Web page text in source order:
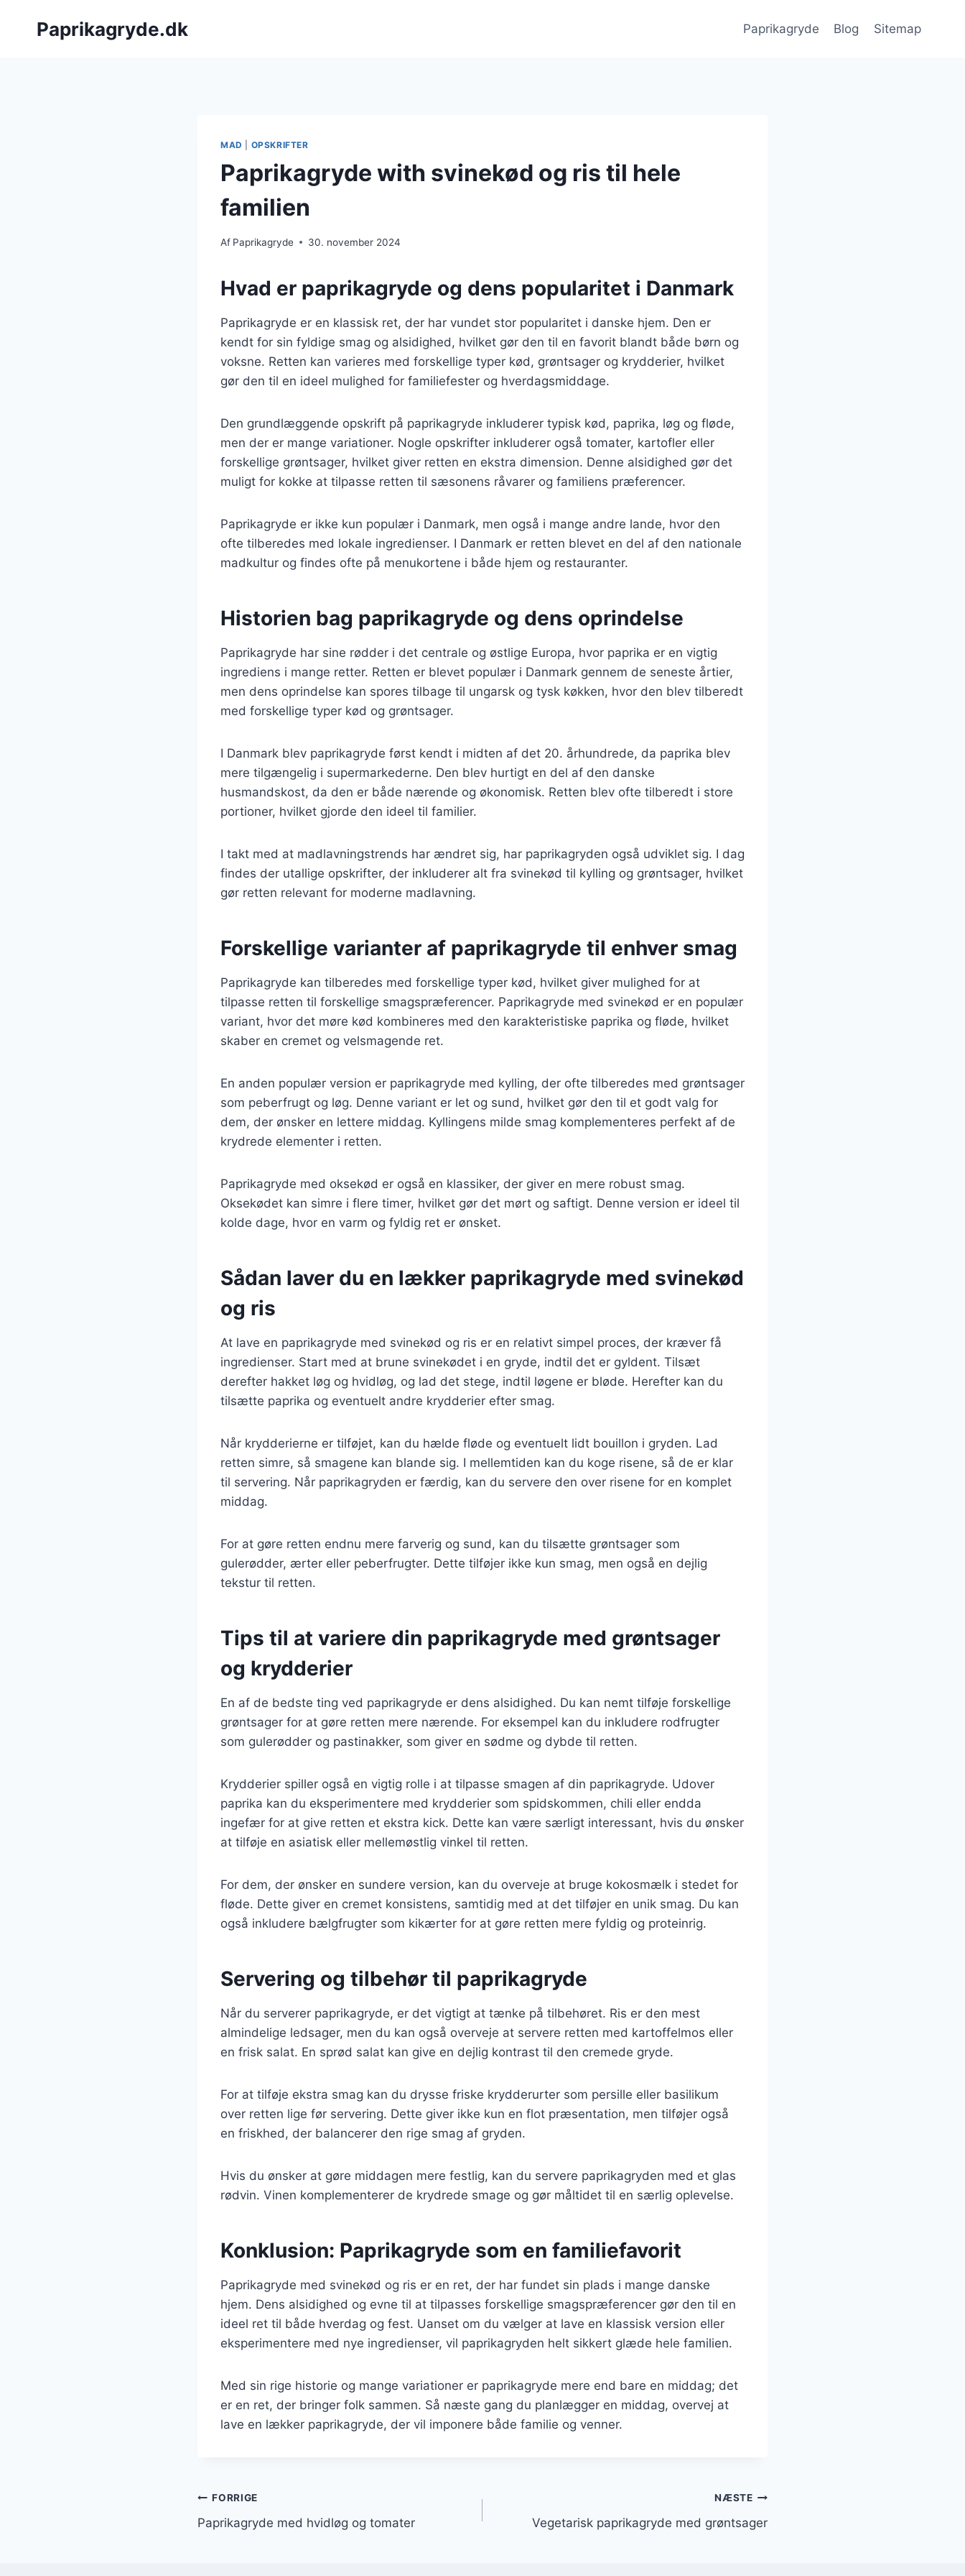
Paprikagryde.dk Paprikagryde Blog Sitemap
MAD OPSKRIFTER
Paprikagryde with svinekød og ris til hele
familien
Af Paprikagryde 30. november 2024
Hvad er paprikagryde og dens popularitet i Danmark
Paprikagryde er en klassisk ret, der har vundet stor popularitet i danske hjem. Den er
kendt for sin fyldige smag og alsidighed, hvilket gør den til en favorit blandt både børn og
voksne. Retten kan varieres med forskellige typer kød, grøntsager og krydderier, hvilket
gør den til en ideel mulighed for familiefester og hverdagsmiddage.
Den grundlæggende opskrift på paprikagryde inkluderer typisk kød, paprika, løg og fløde,
men der er mange variationer. Nogle opskrifter inkluderer også tomater, kartofler eller
forskellige grøntsager, hvilket giver retten en ekstra dimension. Denne alsidighed gør det
muligt for kokke at tilpasse retten til sæsonens råvarer og familiens præferencer.
Paprikagryde er ikke kun populær i Danmark, men også i mange andre lande, hvor den
ofte tilberedes med lokale ingredienser. I Danmark er retten blevet en del af den nationale
madkultur og findes ofte på menukortene i både hjem og restauranter.
Historien bag paprikagryde og dens oprindelse
Paprikagryde har sine rødder i det centrale og østlige Europa, hvor paprika er en vigtig
ingrediens i mange retter. Retten er blevet populær i Danmark gennem de seneste årtier,
men dens oprindelse kan spores tilbage til ungarsk og tysk køkken, hvor den blev tilberedt
med forskellige typer kød og grøntsager.
I Danmark blev paprikagryde først kendt i midten af det 20. århundrede, da paprika blev
mere tilgængelig i supermarkederne. Den blev hurtigt en del af den danske
husmandskost, da den er både nærende og økonomisk. Retten blev ofte tilberedt i store
portioner, hvilket gjorde den ideel til familier.
I takt med at madlavningstrends har ændret sig, har paprikagryden også udviklet sig. I dag
findes der utallige opskrifter, der inkluderer alt fra svinekød til kylling og grøntsager, hvilket
gør retten relevant for moderne madlavning.
Forskellige varianter af paprikagryde til enhver smag
Paprikagryde kan tilberedes med forskellige typer kød, hvilket giver mulighed for at
tilpasse retten til forskellige smagspræferencer. Paprikagryde med svinekød er en populær
variant, hvor det møre kød kombineres med den karakteristiske paprika og fløde, hvilket
skaber en cremet og velsmagende ret.
En anden populær version er paprikagryde med kylling, der ofte tilberedes med grøntsager
som peberfrugt og løg. Denne variant er let og sund, hvilket gør den til et godt valg for
dem, der ønsker en lettere middag. Kyllingens milde smag komplementeres perfekt af de
krydrede elementer i retten.
Paprikagryde med oksekød er også en klassiker, der giver en mere robust smag.
Oksekødet kan simre i flere timer, hvilket gør det mørt og saftigt. Denne version er ideel til
kolde dage, hvor en varm og fyldig ret er ønsket.
Sådan laver du en lækker paprikagryde med svinekød
og ris
At lave en paprikagryde med svinekød og ris er en relativt simpel proces, der kræver få
ingredienser. Start med at brune svinekødet i en gryde, indtil det er gyldent. Tilsæt
derefter hakket løg og hvidløg, og lad det stege, indtil løgene er bløde. Herefter kan du
tilsætte paprika og eventuelt andre krydderier efter smag.
Når krydderierne er tilføjet, kan du hælde fløde og eventuelt lidt bouillon i gryden. Lad
retten simre, så smagene kan blande sig. I mellemtiden kan du koge risene, så de er klar
til servering. Når paprikagryden er færdig, kan du servere den over risene for en komplet
middag.
For at gøre retten endnu mere farverig og sund, kan du tilsætte grøntsager som
gulerødder, ærter eller peberfrugter. Dette tilføjer ikke kun smag, men også en dejlig
tekstur til retten.
Tips til at variere din paprikagryde med grøntsager
og krydderier
En af de bedste ting ved paprikagryde er dens alsidighed. Du kan nemt tilføje forskellige
grøntsager for at gøre retten mere nærende. For eksempel kan du inkludere rodfrugter
som gulerødder og pastinakker, som giver en sødme og dybde til retten.
Krydderier spiller også en vigtig rolle i at tilpasse smagen af din paprikagryde. Udover
paprika kan du eksperimentere med krydderier som spidskommen, chili eller endda
ingefær for at give retten et ekstra kick. Dette kan være særligt interessant, hvis du ønsker
at tilføje en asiatisk eller mellemøstlig vinkel til retten.
For dem, der ønsker en sundere version, kan du overveje at bruge kokosmælk i stedet for
fløde. Dette giver en cremet konsistens, samtidig med at det tilføjer en unik smag. Du kan
også inkludere bælgfrugter som kikærter for at gøre retten mere fyldig og proteinrig.
Servering og tilbehør til paprikagryde
Når du serverer paprikagryde, er det vigtigt at tænke på tilbehøret. Ris er den mest
almindelige ledsager, men du kan også overveje at servere retten med kartoffelmos eller
en frisk salat. En sprød salat kan give en dejlig kontrast til den cremede gryde.
For at tilføje ekstra smag kan du drysse friske krydderurter som persille eller basilikum
over retten lige før servering. Dette giver ikke kun en flot præsentation, men tilføjer også
en friskhed, der balancerer den rige smag af gryden.
Hvis du ønsker at gøre middagen mere festlig, kan du servere paprikagryden med et glas
rødvin. Vinen komplementerer de krydrede smage og gør måltidet til en særlig oplevelse.
Konklusion: Paprikagryde som en familiefavorit
Paprikagryde med svinekød og ris er en ret, der har fundet sin plads i mange danske
hjem. Dens alsidighed og evne til at tilpasses forskellige smagspræferencer gør den til en
ideel ret til både hverdag og fest. Uanset om du vælger at lave en klassisk version eller
eksperimentere med nye ingredienser, vil paprikagryden helt sikkert glæde hele familien.
Med sin rige historie og mange variationer er paprikagryde mere end bare en middag; det
er en ret, der bringer folk sammen. Så næste gang du planlægger en middag, overvej at
lave en lækker paprikagryde, der vil imponere både familie og venner.
Indlægsnavigation
FORRIGE
Paprikagryde med hvidløg og tomater
NÆSTE
Vegetarisk paprikagryde med grøntsager